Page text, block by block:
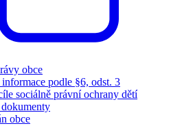
obce
podle §6, odst. 3
sociálně právní ochrany dětí
obce